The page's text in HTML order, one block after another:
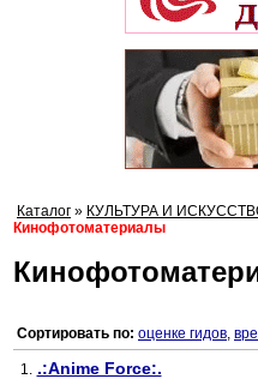
Каталог » КУЛЬТУРА И
Кинофотоматериалы
Сортировать по: оценке гидов,
1. .:Anime Force:.